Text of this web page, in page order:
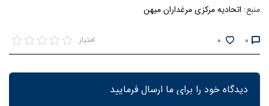
منبع: اتحادیه مرکزی مرغداران میهن
0
0 امتیاز
دیدگاه خود را برای ما ارسال فرمایید